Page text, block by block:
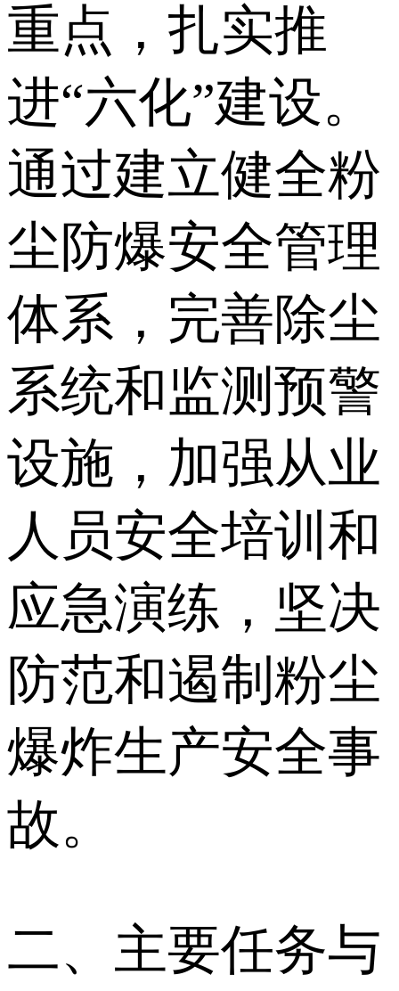
重点，扎实推
进“六化”建设。
通过建立健全粉
尘防爆安全管理
体系，完善除尘
系统和监测预警
设施，加强从业
人员安全培训和
应急演练，坚决
防范和遏制粉尘
爆炸生产安全事
故。
二、主要任务与